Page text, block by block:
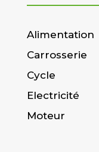
Alimentation
Carrosserie
Cycle
Electricité
Moteur